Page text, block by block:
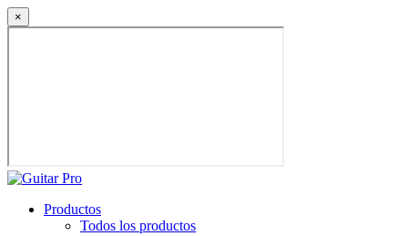
×
Productos
Todos los productos